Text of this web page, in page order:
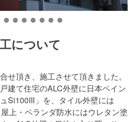
について
せ頂き、施工させて頂きました。
建て住宅のALC外壁に日本ペイン
Si100Ⅲ」を、タイル外壁には
上・ベランダ防水にはウレタン塗